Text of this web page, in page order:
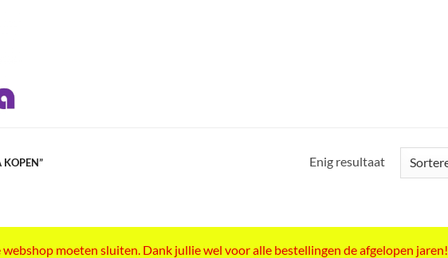
KOPEN” Enig resultaat
moeten sluiten. Dank jullie wel voor alle bestellingen de afgelopen jaren!